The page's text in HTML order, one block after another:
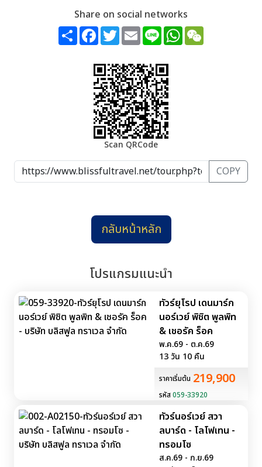
Share on social networks
ShareFacebook
TwitterEmailLine WhatsApp
Scan QRCode
COPY
กลับหน้าหลัก
โปรแกรมแนะนำ
ทัวร์ยุโรป เดนมาร์ก
นอร์เวย์ พิชิต พูลพิท
& เชอรัค ร็อค
พ.ค.69 - ต.ค.69
13 วัน 10 คืน
ราคาเริ่มต้น 219,900
รหัส059-33920
ทัวร์นอร์เวย์ สวา
ลบาร์ด - โลโฟเทน -
ทรอมโซ
ส.ค.69 - ก.ย.69